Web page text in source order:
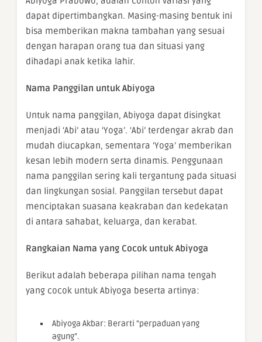
dapat dipertimbangkan. Masing-masing bentuk ini
bisa memberikan makna tambahan yang sesuai
dengan harapan orang tua dan situasi yang
dihadapi anak ketika lahir.
Nama Panggilan untuk Abiyoga
Untuk nama panggilan, Abiyoga dapat disingkat
menjadi ‘Abi’ atau ‘Yoga’. ‘Abi’ terdengar akrab dan
mudah diucapkan, sementara ‘Yoga’ memberikan
kesan lebih modern serta dinamis. Penggunaan
nama panggilan sering kali tergantung pada situasi
dan lingkungan sosial. Panggilan tersebut dapat
menciptakan suasana keakraban dan kedekatan
di antara sahabat, keluarga, dan kerabat.
Rangkaian Nama yang Cocok untuk Abiyoga
Berikut adalah beberapa pilihan nama tengah
yang cocok untuk Abiyoga beserta artinya:
Abiyoga Akbar: Berarti “perpaduan yang
agung”.